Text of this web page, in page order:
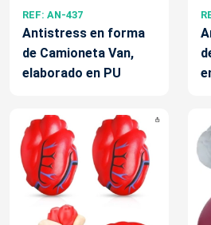
REF: AN-437
Antistress en forma
de Camioneta Van,
elaborado en PU